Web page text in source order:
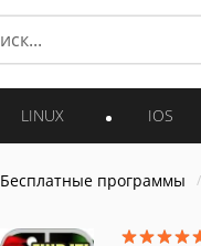
LINUX IOS
Бесплатные программы